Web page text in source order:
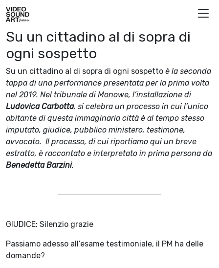
Vai al contenuto
Video Sound Art
Su un cittadino al di sopra di
ogni sospetto
Su un cittadino al di sopra di ogni sospetto è la seconda
tappa di una performance presentata per la prima volta
nel 2019. Nel tribunale di Monowe, l’installazione di
Ludovica Carbotta, si celebra un processo in cui l’unico
abitante di questa immaginaria città è al tempo stesso
imputato, giudice, pubblico ministero, testimone,
avvocato. Il processo, di cui riportiamo qui un breve
estratto, è raccontato e interpretato in prima persona da
Benedetta Barzini.
GIUDICE: Silenzio grazie
Passiamo adesso all’esame testimoniale, il PM ha delle
domande?